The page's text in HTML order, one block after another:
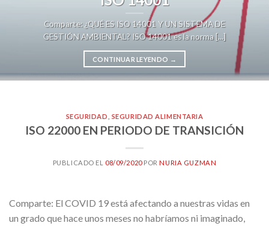
Comparte: ¿QUÉ ES ISO 14001 Y UN SISTEMA DE
GESTIÓN AMBIENTAL? ISO 14001 es la norma [...]
CONTINUAR LEYENDO →
SEGURIDAD SEGURIDAD ALIMENTARIA
ISO 22000 EN PERIODO DE TRANSICIÓN
PUBLICADO EL 08/09/2020PORNURIA GUZMAN
Comparte: El COVID 19 está afectando a nuestras vidas en
un grado que hace unos meses no habríamos ni imaginado,